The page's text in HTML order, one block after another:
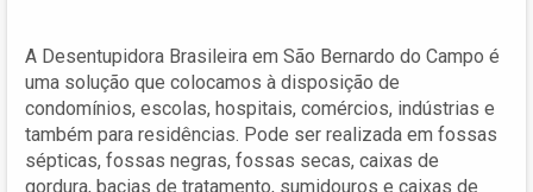
A Desentupidora Brasileira em São Bernardo do Campo é
uma solução que colocamos à disposição de
condomínios, escolas, hospitais, comércios, indústrias e
também para residências. Pode ser realizada em fossas
sépticas, fossas negras, fossas secas, caixas de
gordura, bacias de tratamento, sumidouros e caixas de